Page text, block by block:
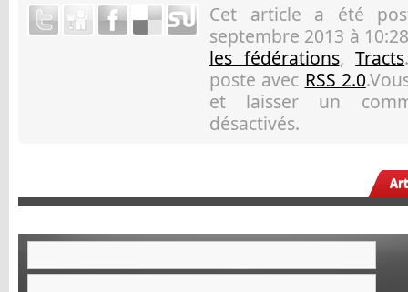
Cet article a été
septembre 2013 à
les fédérations,Tracts
poste avec RSS 2.0
et laisser un
désactivés.